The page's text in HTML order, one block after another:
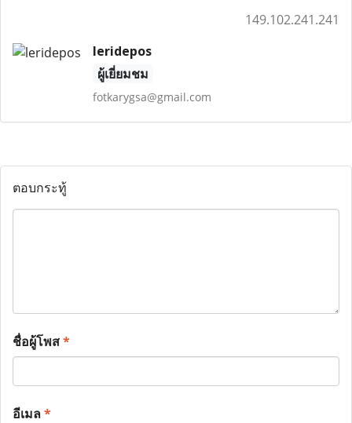
149.102.241.241
leridepos
ผู้เยี่ยมชม
fotkarygsa@gmail.com
ตอบกระทู้
ชื่อผู้โพส*
อีเมล*